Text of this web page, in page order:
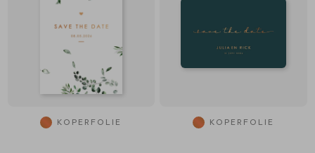
KOPERFOLIE KOPERFOLIE